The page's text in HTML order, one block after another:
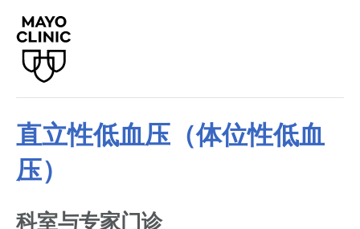
直立性低血压（体位性低血
压）
科室与专家门诊